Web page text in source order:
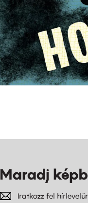
Maradj
Iratkozz fel